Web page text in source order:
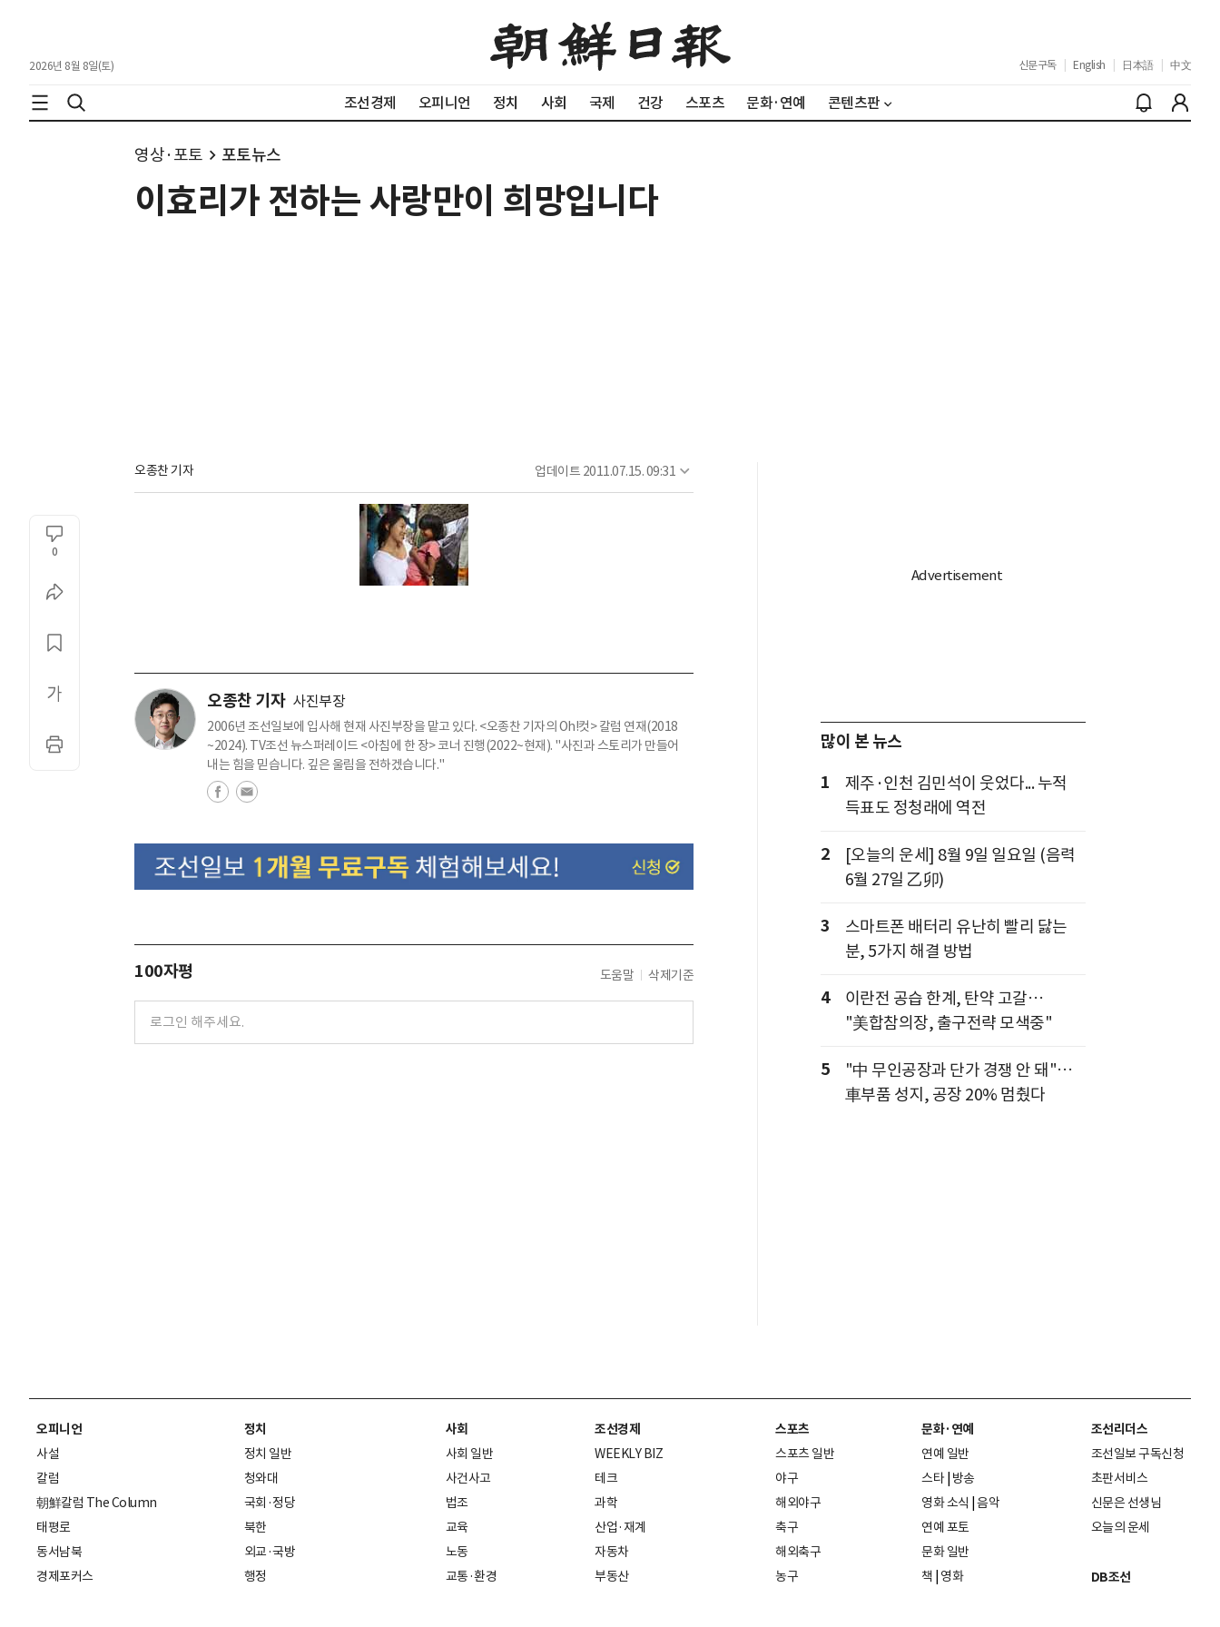
2026년 8월 8일(토) 신문구독 English 日本語 中文
조선경제 오피니언 정치 사회 국제 건강 스포츠 문화·연예 콘텐츠판
영상·포토 포토뉴스
이효리가 전하는 사랑만이 희망입니다
오종찬 기자 업데이트 2011.07.15. 09:31
0
오종찬 기자 사진부장
2006년 조선일보에 입사해 현재 사진부장을 맡고 있다. <오종찬 기자의 Oh!컷> 칼럼 연재(2018
~2024). TV조선 뉴스퍼레이드 <아침에 한 장> 코너 진행(2022~현재). "사진과 스토리가 만들어
내는 힘을 믿습니다. 깊은 울림을 전하겠습니다."
100자평 도움말 삭제기준
많이 본 뉴스
1
제주·인천 김민석이 웃었다... 누적
득표도 정청래에 역전
2
[오늘의 운세] 8월 9일 일요일 (음력
6월 27일 乙卯)
3
스마트폰 배터리 유난히 빨리 닳는
분, 5가지 해결 방법
4
이란전 공습 한계, 탄약 고갈…
"美합참의장, 출구전략 모색중"
5
"中 무인공장과 단가 경쟁 안 돼"…
車부품 성지, 공장 20% 멈췄다
오피니언
사설
칼럼
朝鮮칼럼 The Column
태평로
동서남북
경제포커스
정치
정치 일반
청와대
국회·정당
북한
외교·국방
행정
사회
사회 일반
사건사고
법조
교육
노동
교통·환경
조선경제
WEEKLY BIZ
테크
과학
산업·재계
자동차
부동산
스포츠
스포츠 일반
야구
해외야구
축구
해외축구
농구
문화·연예
연예 일반
스타 방송
영화 소식 음악
연예 포토
문화 일반
책
영화
조선리더스
조선일보 구독신청
초판서비스
신문은 선생님
오늘의 운세
DB조선